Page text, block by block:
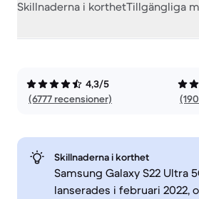
Skillnaderna i korthetTillgängliga
4,3/5
(6777 recensioner)
Skillnaderna i korthet
Samsung Galaxy S22 Ultra
lanserades i februari 2022,